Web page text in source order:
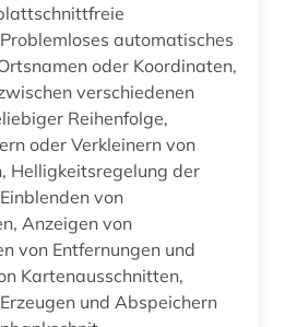
automatisches
oder Koordinaten,
verschiedenen
Reihenfolge,
oder Verkleinern von
Helligkeitsregelung der
von
Anzeigen von
von Entfernungen und
Kartenausschnitten,
und Abspeichern